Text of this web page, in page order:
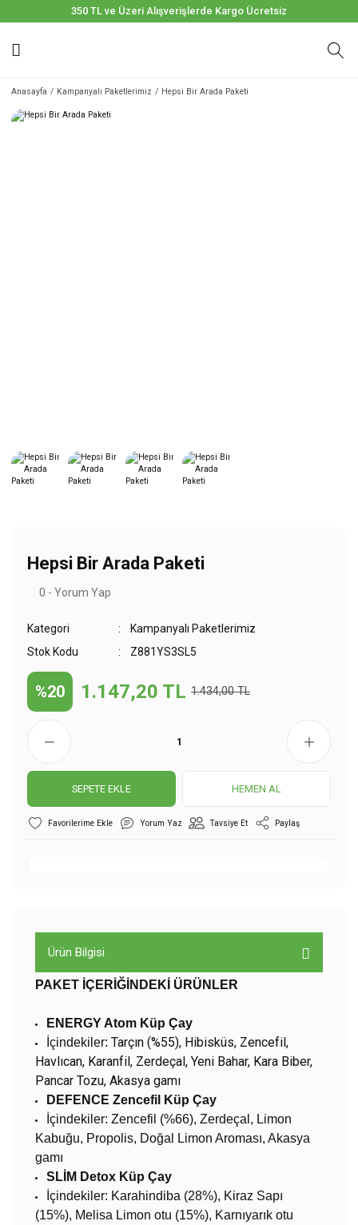
350 TL ve Üzeri Alışverişlerde Kargo Ücretsiz
Anasayfa Kampanyalı Paketlerimiz Hepsi Bir Arada Paketi
Hepsi Bir Arada Paketi
0 - Yorum Yap
Kategori
Kampanyalı Paketlerimiz
Stok Kodu
Z881YS3SL5
%20 1.147,20 TL 1.434,00 TL
SEPETE EKLE HEMEN AL
Yorum Yaz Tavsiye Et Paylaş
Ürün Bilgisi
PAKET İÇERİĞİNDEKİ ÜRÜNLER
ENERGY Atom Küp Çay
İçindekiler:Tarçın (%55), Hibisküs, Zencefil,
Havlıcan, Karanfil, Zerdeçal, Yeni Bahar, Kara Biber,
Pancar Tozu, Akasya gamı
DEFENCE Zencefil Küp Çay
İçindekiler:Zencefil (%66), Zerdeçal, Limon
Kabuğu, Propolis, Doğal Limon Aroması, Akasya
gamı
SLİM Detox Küp Çay
İçindekiler: Karahindiba (28%), Kiraz Sapı
(15%), Melisa Limon otu (15%), Karnıyarık otu